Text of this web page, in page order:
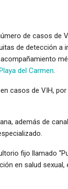
de casos de
de detección a
del Carmen.
casos de VIH,
además de
fijo llamado
en salud sexual,